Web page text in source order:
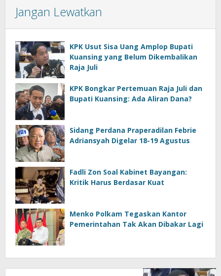
Jangan Lewatkan
KPK Usut Sisa Uang Amplop Bupati
Kuansing yang Belum Dikembalikan
Raja Juli
KPK Bongkar Pertemuan Raja Juli dan
Bupati Kuansing: Ada Aliran Dana?
Sidang Perdana Praperadilan Febrie
Adriansyah Digelar 18-19 Agustus
Fadli Zon Soal Kabinet Bayangan:
Kritik Harus Berdasar Kuat
Menko Polkam Tegaskan Kantor
Pemerintahan Tak Akan Dibakar Lagi